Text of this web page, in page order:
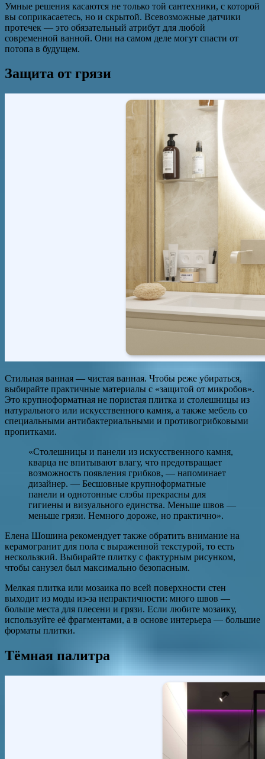
Умные решения касаются не только той сантехники, с которой
вы соприкасаетесь, но и скрытой. Всевозможные датчики
протечек — это обязательный атрибут для любой
современной ванной. Они на самом деле могут спасти от
потопа в будущем.
Защита от грязи
Стильная ванная — чистая ванная. Чтобы реже убираться,
выбирайте практичные материалы с «защитой от микробов».
Это крупноформатная не пористая плитка и столешницы из
натурального или искусственного камня, а также мебель со
специальными антибактериальными и противогрибковыми
пропитками.
«Столешницы и панели из искусственного камня,
кварца не впитывают влагу, что предотвращает
возможность появления грибков, — напоминает
дизайнер. — Бесшовные крупноформатные
панели и однотонные слэбы прекрасны для
гигиены и визуального единства. Меньше швов —
меньше грязи. Немного дороже, но практично».
Елена Шошина рекомендует также обратить внимание на
керамогранит для пола с выраженной текстурой, то есть
нескользкий. Выбирайте плитку с фактурным рисунком,
чтобы санузел был максимально безопасным.
Мелкая плитка или мозаика по всей поверхности стен
выходит из моды из-за непрактичности: много швов —
больше места для плесени и грязи. Если любите мозаику,
используйте её фрагментами, а в основе интерьера — большие
форматы плитки.
Тёмная палитра